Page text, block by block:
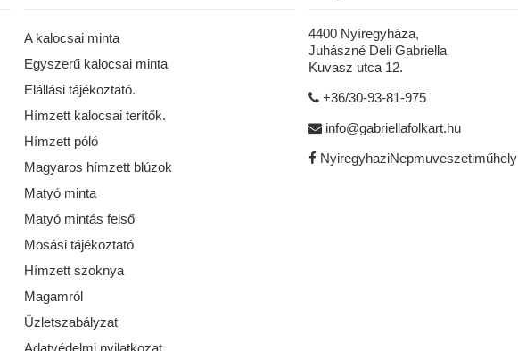
A kalocsai minta
Egyszerű kalocsai minta
Elállási tájékoztató.
Hímzett kalocsai terítők.
Hímzett póló
Magyaros hímzett blúzok
Matyó minta
Matyó mintás felső
Mosási tájékoztató
Hímzett szoknya
Magamról
Üzletszabályzat
Adatvédelmi nyilatkozat
4400 Nyíregyháza,
Juhászné Deli Gabriella
Kuvasz utca 12.
+36/30-93-81-975
info@gabriellafolkart.hu
NyiregyhaziNepmuveszetiműhely